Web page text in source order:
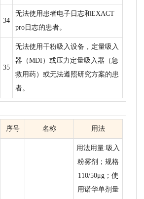
34
无法使用患者电子日志和EXACT
pro日志的患者。
35
无法使用干粉吸入设备，定量吸入
器（MDI）或压力定量吸入器（急
救用药）或无法遵照研究方案的患
者。
序号 名称 用法
用法用量:吸入
粉雾剂；规格
110/50μg；使
用诺华单剂量